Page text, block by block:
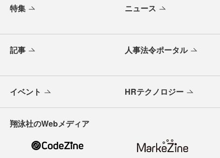
特集 ニュース
記事 人事法令ポータル
イベント HRテクノロジー
翔泳社のWebメディア